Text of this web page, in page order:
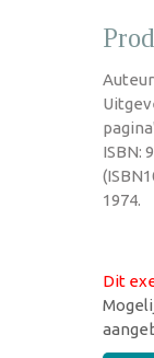
ISBN:
1974.
Dit